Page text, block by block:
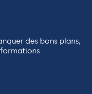
des bons plans,